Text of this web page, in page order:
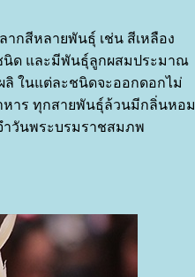
กสีหลายพันธุ์ เช่น สีเหลือง
นิด และมีพันธุ์ลูกผสมประมาณ
ลิ ในแต่ละชนิดจะออกดอกไม่
หาร ทุกสายพันธุ์ล้วนมีกลิ่นหอม
วันพระบรมราชสมภพ